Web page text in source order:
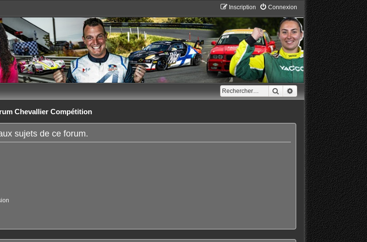
Connexion
Inscription
RechercherRecherche avancée
Chevallier Compétition
sujets de ce forum.